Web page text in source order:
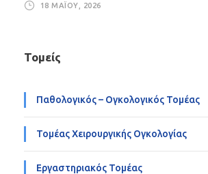
18 ΜΑΪ́ΟΥ, 2026
Τομείς
Παθολογικός – Ογκολογικός Τομέας
Τομέας Χειρουργικής Ογκολογίας
Εργαστηριακός Τομέας